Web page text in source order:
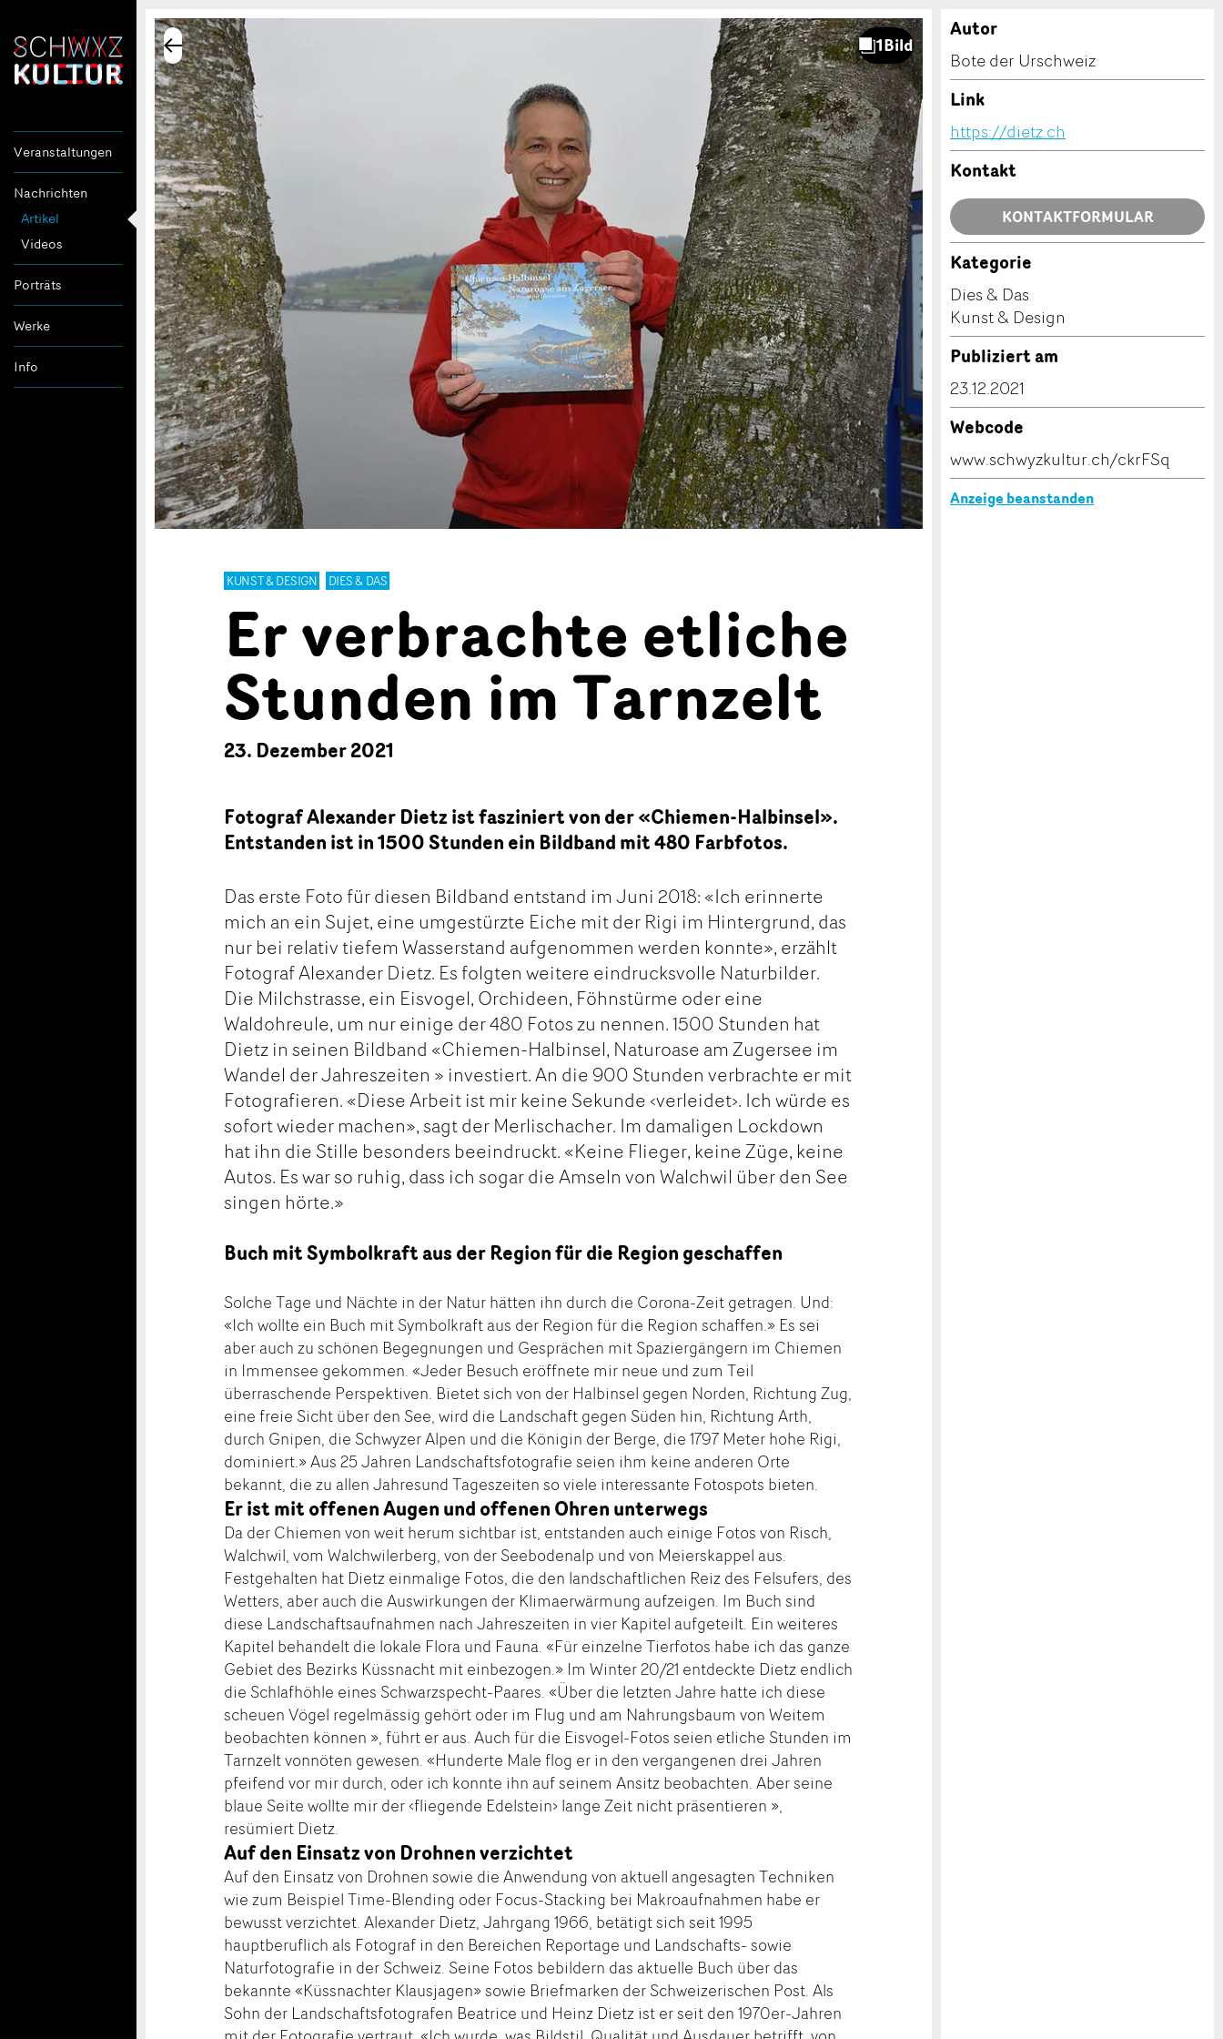
Veranstaltungen
Nachrichten
Artikel
Videos
Porträts
Werke
Info
KUNST & DESIGN DIES & DAS
Er verbrachte etliche
Stunden im Tarnzelt
23. Dezember 2021
Fotograf Alexander Dietz ist fasziniert von der «Chiemen-Halbinsel».
Entstanden ist in 1500 Stunden ein Bildband mit 480 Farbfotos.
Das erste Foto für diesen Bildband entstand im Juni 2018: «Ich erinnerte
mich an ein Sujet, eine umgestürzte Eiche mit der Rigi im Hintergrund, das
nur bei relativ tiefem Wasserstand aufgenommen werden konnte», erzählt
Fotograf Alexander Dietz. Es folgten weitere eindrucksvolle Naturbilder.
Die Milchstrasse, ein Eisvogel, Orchideen, Föhnstürme oder eine
Waldohreule, um nur einige der 480 Fotos zu nennen. 1500 Stunden hat
Dietz in seinen Bildband «Chiemen-Halbinsel, Naturoase am Zugersee im
Wandel der Jahreszeiten » investiert. An die 900 Stunden verbrachte er mit
Fotografieren. «Diese Arbeit ist mir keine Sekunde ‹verleidet›. Ich würde es
sofort wieder machen», sagt der Merlischacher. Im damaligen Lockdown
hat ihn die Stille besonders beeindruckt. «Keine Flieger, keine Züge, keine
Autos. Es war so ruhig, dass ich sogar die Amseln von Walchwil über den See
singen hörte.»
Buch mit Symbolkraft aus der Region für die Region geschaffen
Solche Tage und Nächte in der Natur hätten ihn durch die Corona-Zeit getragen. Und:
«Ich wollte ein Buch mit Symbolkraft aus der Region für die Region schaffen.» Es sei
aber auch zu schönen Begegnungen und Gesprächen mit Spaziergängern im Chiemen
in Immensee gekommen. «Jeder Besuch eröffnete mir neue und zum Teil
überraschende Perspektiven. Bietet sich von der Halbinsel gegen Norden, Richtung Zug,
eine freie Sicht über den See, wird die Landschaft gegen Süden hin, Richtung Arth,
durch Gnipen, die Schwyzer Alpen und die Königin der Berge, die 1797 Meter hohe Rigi,
dominiert.» Aus 25 Jahren Landschaftsfotografie seien ihm keine anderen Orte
bekannt, die zu allen Jahresund Tageszeiten so viele interessante Fotospots bieten.
Er ist mit offenen Augen und offenen Ohren unterwegs
Da der Chiemen von weit herum sichtbar ist, entstanden auch einige Fotos von Risch,
Walchwil, vom Walchwilerberg, von der Seebodenalp und von Meierskappel aus.
Festgehalten hat Dietz einmalige Fotos, die den landschaftlichen Reiz des Felsufers, des
Wetters, aber auch die Auswirkungen der Klimaerwärmung aufzeigen. Im Buch sind
diese Landschaftsaufnahmen nach Jahreszeiten in vier Kapitel aufgeteilt. Ein weiteres
Kapitel behandelt die lokale Flora und Fauna. «Für einzelne Tierfotos habe ich das ganze
Gebiet des Bezirks Küssnacht mit einbezogen.» Im Winter 20/21 entdeckte Dietz endlich
die Schlafhöhle eines Schwarzspecht-Paares. «Über die letzten Jahre hatte ich diese
scheuen Vögel regelmässig gehört oder im Flug und am Nahrungsbaum von Weitem
beobachten können », führt er aus. Auch für die Eisvogel-Fotos seien etliche Stunden im
Tarnzelt vonnöten gewesen. «Hunderte Male flog er in den vergangenen drei Jahren
pfeifend vor mir durch, oder ich konnte ihn auf seinem Ansitz beobachten. Aber seine
blaue Seite wollte mir der ‹fliegende Edelstein› lange Zeit nicht präsentieren »,
resümiert Dietz.
Auf den Einsatz von Drohnen verzichtet
Auf den Einsatz von Drohnen sowie die Anwendung von aktuell angesagten Techniken
wie zum Beispiel Time-Blending oder Focus-Stacking bei Makroaufnahmen habe er
bewusst verzichtet. Alexander Dietz, Jahrgang 1966, betätigt sich seit 1995
hauptberuflich als Fotograf in den Bereichen Reportage und Landschafts- sowie
Naturfotografie in der Schweiz. Seine Fotos bebildern das aktuelle Buch über das
bekannte «Küssnachter Klausjagen» sowie Briefmarken der Schweizerischen Post. Als
Sohn der Landschaftsfotografen Beatrice und Heinz Dietz ist er seit den 1970er-Jahren
Autor
Bote der Urschweiz
Link
https://dietz.ch
Kontakt
KONTAKTFORMULAR
Kategorie
Dies & Das
Kunst & Design
Publiziert am
23.12.2021
Webcode
www.schwyzkultur.ch/ckrFSq
Anzeige beanstanden